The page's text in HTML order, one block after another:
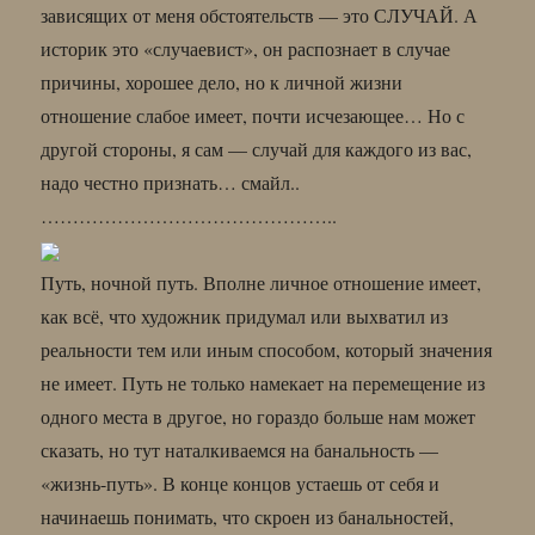
зависящих от меня обстоятельств — это СЛУЧАЙ. А
историк это «случаевист», он распознает в случае
причины, хорошее дело, но к личной жизни
отношение слабое имеет, почти исчезающее… Но с
другой стороны, я сам — случай для каждого из вас,
надо честно признать… смайл..
………………………………………..
Путь, ночной путь. Вполне личное отношение имеет,
как всё, что художник придумал или выхватил из
реальности тем или иным способом, который значения
не имеет. Путь не только намекает на перемещение из
одного места в другое, но гораздо больше нам может
сказать, но тут наталкиваемся на банальность —
«жизнь-путь». В конце концов устаешь от себя и
начинаешь понимать, что скроен из банальностей,